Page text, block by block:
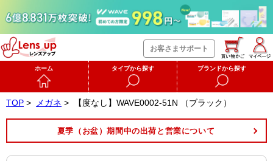
お客さまサポート
ホーム タイプから探す ブランドから探す
TOP > メガネ > 【度なし】WAVE0002-51N （ブラック）
夏季（お盆）期間中の出荷と営業について